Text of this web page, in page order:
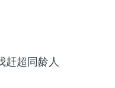
赶超同龄人